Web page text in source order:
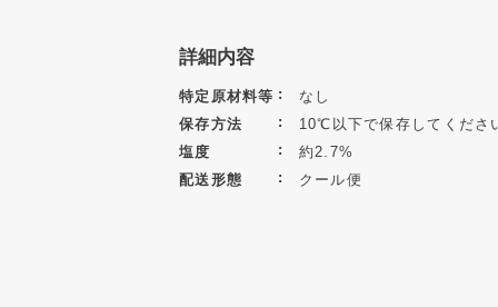
詳細内容
特定原材料等
なし
保存方法
10℃以下で保存してくださ
塩度
約2.7%
配送形態
クール便